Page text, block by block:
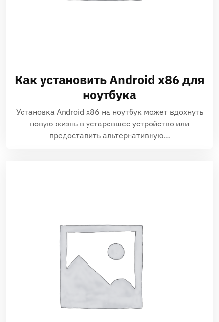
Как установить Android x86 для
ноутбука
Установка Android x86 на ноутбук может вдохнуть
новую жизнь в устаревшее устройство или
предоставить альтернативную…